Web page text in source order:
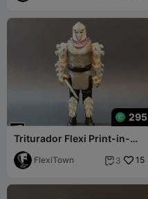
295
Triturador Flexi Print-in-
Place
FlexiTown  3 15